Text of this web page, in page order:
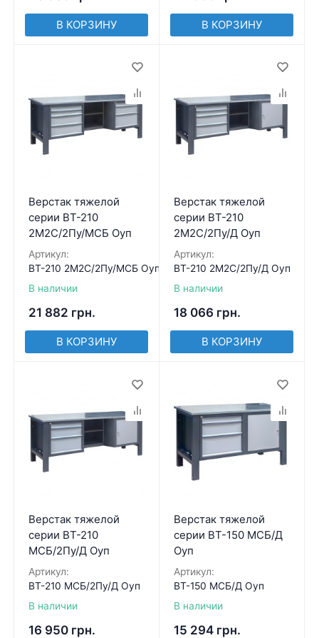
В КОРЗИНУ В КОРЗИНУ
Верстак тяжелой
серии ВТ-210
2М2С/2Пу/МСБ Оуп
Артикул:
ВТ-210 2М2С/2Пу/МСБ Оуп
В наличии
21 882 грн.
В КОРЗИНУ
Верстак тяжелой
серии ВТ-210
2М2С/2Пу/Д Оуп
Артикул:
ВТ-210 2М2С/2Пу/Д Оуп
В наличии
18 066 грн.
В КОРЗИНУ
Верстак тяжелой
серии ВТ-210
МСБ/2Пу/Д Оуп
Артикул:
ВТ-210 МСБ/2Пу/Д Оуп
В наличии
16 950 грн.
Верстак тяжелой
серии ВТ-150 МСБ/Д
Оуп
Артикул:
ВТ-150 МСБ/Д Оуп
В наличии
15 294 грн.